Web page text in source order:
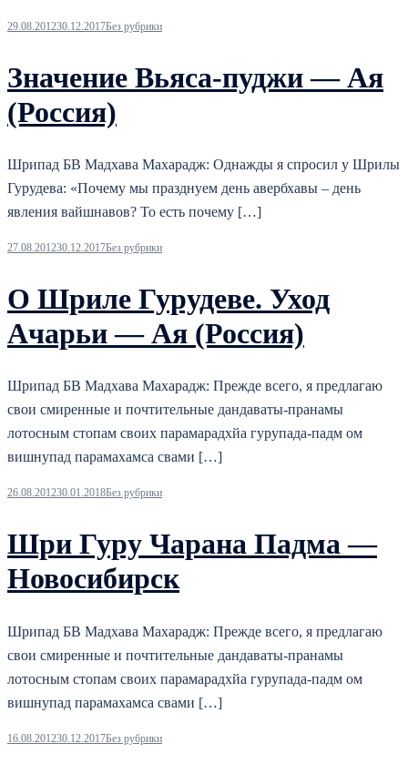
29.08.201230.12.2017Без рубрики
Значение Вьяса-пуджи — Ая
(Россия)
Шрипад БВ Мадхава Махарадж: Однажды я спросил у Шрилы
Гурудева: «Почему мы празднуем день авербхавы – день
явления вайшнавов? То есть почему […]
27.08.201230.12.2017Без рубрики
О Шриле Гурудеве. Уход
Ачарьи — Ая (Россия)
Шрипад БВ Мадхава Махарадж: Прежде всего, я предлагаю
свои смиренные и почтительные дандаваты-пранамы
лотосным стопам своих парамарадхйа гурупада-падм ом
вишнупад парамахамса свами […]
26.08.201230.01.2018Без рубрики
Шри Гуру Чарана Падма —
Новосибирск
Шрипад БВ Мадхава Махарадж: Прежде всего, я предлагаю
свои смиренные и почтительные дандаваты-пранамы
лотосным стопам своих парамарадхйа гурупада-падм ом
вишнупад парамахамса свами […]
16.08.201230.12.2017Без рубрики